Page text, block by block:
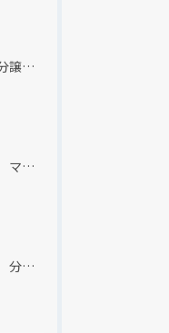
大阪市中央区 分譲マンションの給湯器取替リフォーム工事 UV除菌機能搭載給湯器
大阪市天王寺区 マンションのキッチン取替及び内装リフォーム工事 クリナップ
大阪市阿倍野区 分譲マンションのレンジフード取替リフォーム工事 タカラスタンダード